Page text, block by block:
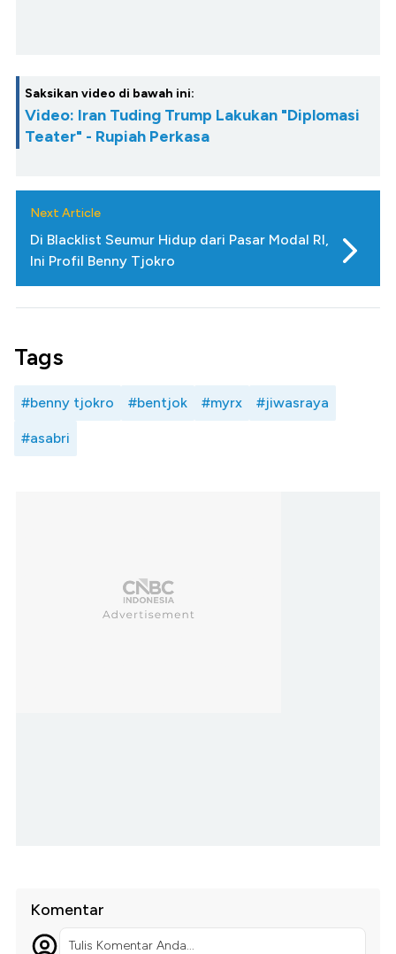
Saksikan video di bawah ini:
Video: Iran Tuding Trump Lakukan "Diplomasi
Teater" - Rupiah Perkasa
Next Article
Di Blacklist Seumur Hidup dari Pasar Modal RI,
Ini Profil Benny Tjokro
Tags
#benny tjokro #bentjok #myrx #jiwasraya
#asabri
Komentar
Tulis Komentar Anda...